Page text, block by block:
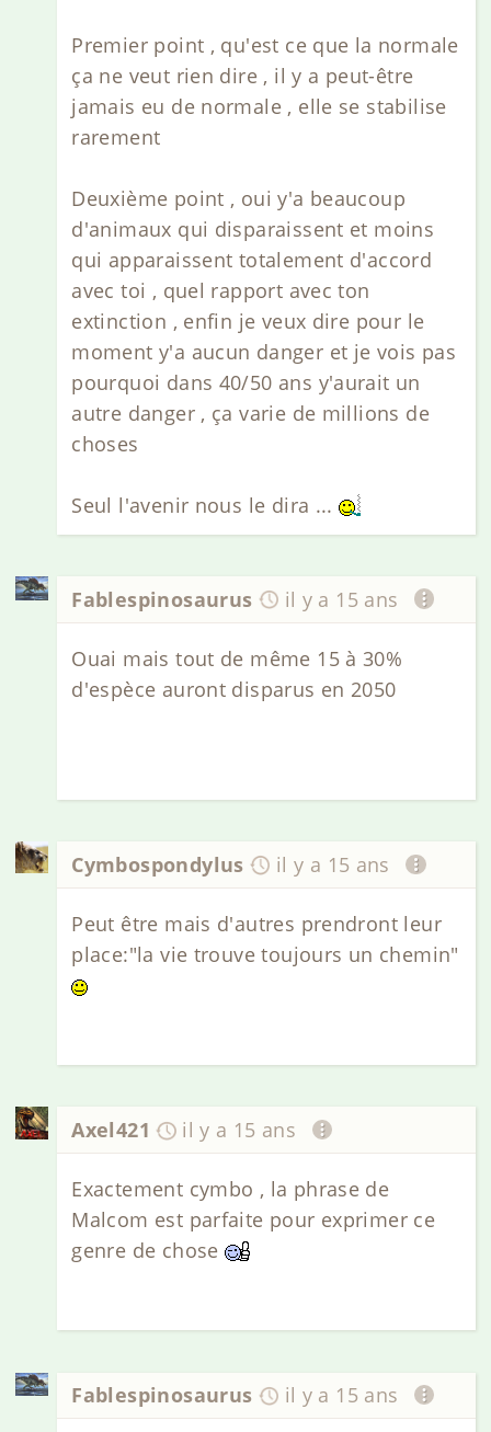
Premier point , qu'est ce que la normale
ça ne veut rien dire , il y a peut-être
jamais eu de normale , elle se stabilise
rarement
Deuxième point , oui y'a beaucoup
d'animaux qui disparaissent et moins
qui apparaissent totalement d'accord
avec toi , quel rapport avec ton
extinction , enfin je veux dire pour le
moment y'a aucun danger et je vois pas
pourquoi dans 40/50 ans y'aurait un
autre danger , ça varie de millions de
choses
Seul l'avenir nous le dira ...
Fablespinosaurus il y a 15 ans
Ouai mais tout de même 15 à 30%
d'espèce auront disparus en 2050
Cymbospondylus il y a 15 ans
Peut être mais d'autres prendront leur
place:"la vie trouve toujours un chemin"
Axel421 il y a 15 ans
Exactement cymbo , la phrase de
Malcom est parfaite pour exprimer ce
genre de chose
Fablespinosaurus il y a 15 ans